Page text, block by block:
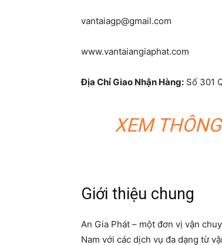
vantaiagp@gmail.com
www.vantaiangiaphat.com
Địa Chỉ Giao Nhận Hàng: Số 301
XEM
Giới thiệu chung
An Gia Phát – một đơn vị vận
Nam với các dịch vụ đa dạng từ